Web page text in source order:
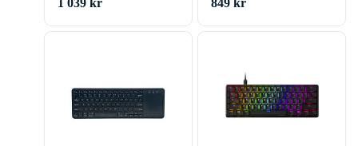
1 039 kr
849 kr